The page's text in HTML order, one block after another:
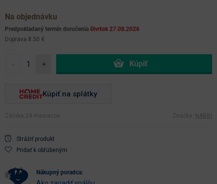
Na objednávku
Predpokladaný termín doručenia štvrtok 27.08.2026
Doprava 8.50 €
- +
Kúpiť na splátky
Záruka 24 mesiacov Značka: NABBI
Strážiť produkt
Pridať k obľúbeným
nákupný poradca: